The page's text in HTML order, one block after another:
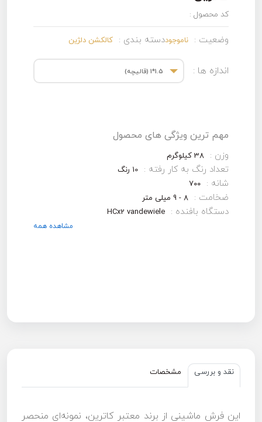
کد محصول :
وضعیت : ناموجوددسته بندی : کالکشن دلژین
اندازه ها : 1.5*1 (قالیچه)
مهم ترین ویژگی های محصول
وزن : 38 کیلوگرم
تعداد رنگ به کار رفته : 10 رنگ
شانه : ۷۰۰
ضخامت : 8 - 9 میلی متر
دستگاه بافنده : HCx2 vandewiele
مشاهده همه
نقد و بررسی مشخصات
این فرش ماشینی از برند معتبر کاترین، نمونه‌ای منحصر